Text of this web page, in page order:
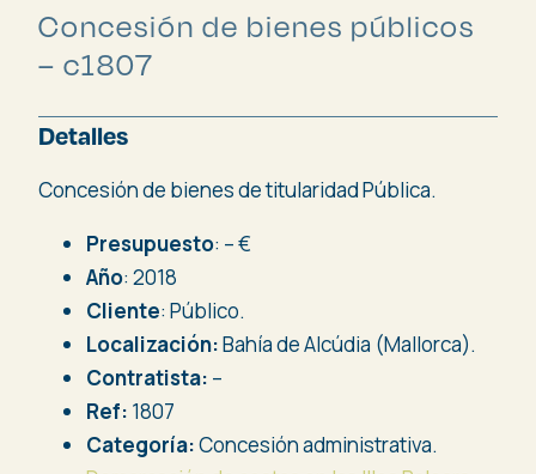
Concesión de bienes públicos
– c1807
Detalles
Concesión de bienes de titularidad Pública.
Presupuesto: – €
Año: 2018
Cliente: Público.
Localización:Bahía de Alcúdia (Mallorca).
Contratista: –
Ref: 1807
Categoría:Concesión administrativa.